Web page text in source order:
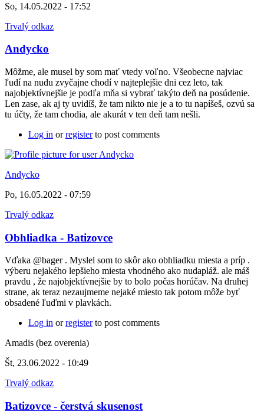
So, 14.05.2022 - 17:52
Trvalý odkaz
Andycko
Môžme, ale musel by som mať vtedy voľno. Všeobecne najviac
ľudí na nudu zvyčajne chodí v najteplejšie dni cez leto, tak
najobjektívnejšie je podľa mňa si vybrať takýto deň na posúdenie.
Len zase, ak aj ty uvidíš, že tam nikto nie je a to tu napíšeš, ozvú sa
tu účty, že tam chodia, ale akurát v ten deň tam nešli.
Log in orregisterto post comments
Andycko
Po, 16.05.2022 - 07:59
Trvalý odkaz
Obhliadka - Batizovce
Vďaka @bager . Myslel som to skôr ako obhliadku miesta a príp .
výberu nejakého lepšieho miesta vhodného ako nudapláž. ale máš
pravdu , že najobjektívnejšie by to bolo počas horúčav. Na druhej
strane, ak teraz nezaujmeme nejaké miesto tak potom môže byť
obsadené ľuďmi v plavkách.
Log in orregisterto post comments
Amadis (bez overenia)
Št, 23.06.2022 - 10:49
Trvalý odkaz
Batizovce - čerstvá skusenost